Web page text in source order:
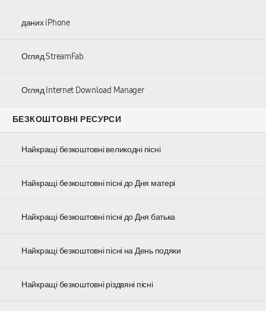
даних iPhone
Огляд StreamFab
Огляд Internet Download Manager
БЕЗКОШТОВНІ РЕСУРСИ
Найкращі безкоштовні великодні пісні
Найкращі безкоштовні пісні до Дня матері
Найкращі безкоштовні пісні до Дня батька
Найкращі безкоштовні пісні на День подяки
Найкращі безкоштовні різдвяні пісні